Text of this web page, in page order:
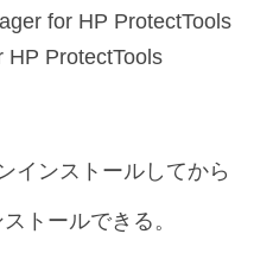
for HP ProtectTools
HP ProtectTools
インストールしてから
トールできる。